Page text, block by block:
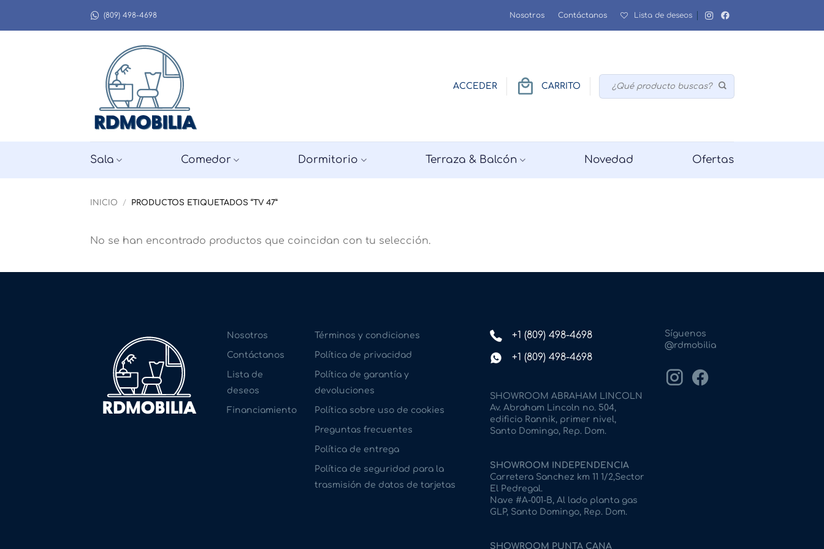
(809) 498-4698 Nosotros Contáctanos Lista de deseos
ACCEDER CARRITO
Buscar
por:
Sala Comedor Dormitorio Terraza & Balcón Novedad Ofertas
INICIO / PRODUCTOS ETIQUETADOS “TV 47”
No se han encontrado productos que coincidan con tu selección.
Nosotros
Contáctanos
Lista de
deseos
Financiamiento
Términos y condiciones
Política de privacidad
Política de garantía y
devoluciones
Política sobre uso de cookies
Preguntas frecuentes
Política de entrega
Política de seguridad para la
trasmisión de datos de tarjetas
+1 (809) 498-4698
+1 (809) 498-4698
SHOWROOM ABRAHAM LINCOLN
Av. Abraham Lincoln no. 504,
edificio Rannik, primer nivel,
Santo Domingo, Rep. Dom.
SHOWROOM INDEPENDENCIA
Carretera Sanchez km 11 1/2,Sector
El Pedregal.
Nave #A-001-B, Al lado planta gas
GLP, Santo Domingo, Rep. Dom.
SHOWROOM PUNTA CANA
Síguenos
@rdmobilia